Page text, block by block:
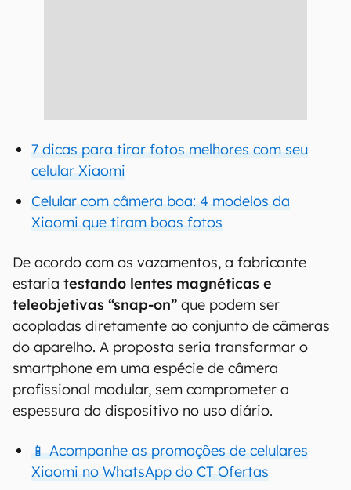
7 dicas para tirar fotos melhores com seu
celular Xiaomi
Celular com câmera boa: 4 modelos da
Xiaomi que tiram boas fotos
De acordo com os vazamentos, a fabricante
estaria testando lentes magnéticas e
teleobjetivas “snap-on” que podem ser
acopladas diretamente ao conjunto de câmeras
do aparelho. A proposta seria transformar o
smartphone em uma espécie de câmera
profissional modular, sem comprometer a
espessura do dispositivo no uso diário.
📱 Acompanhe as promoções de celulares
Xiaomi no WhatsApp do CT Ofertas